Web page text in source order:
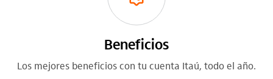
Beneficios
Los mejores beneficios con tu cuenta Itaú, todo el año.